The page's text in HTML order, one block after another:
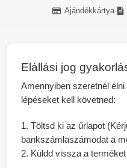
Ajándékkártya
Elállási jog
Amennyiben szeretnél
lépéseket kell követned:
Töltsd ki az űrlapot
bankszámlaszámodat a
Küldd vissza a